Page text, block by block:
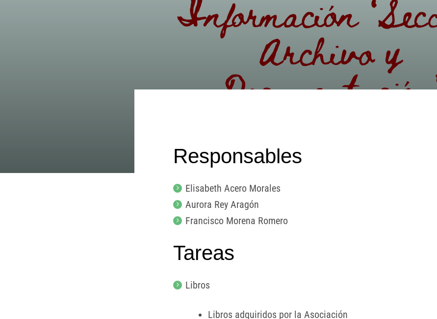
Información
Archivo y
Responsables
Elisabeth Acero Morales
Aurora Rey Aragón
Francisco Morena Romero
Tareas
Libros
Libros adquiridos por la Asociación